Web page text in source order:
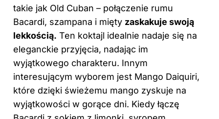
takie jak Old Cuban – połączenie rumu
Bacardi, szampana i mięty zaskakuje swoją
lekkością. Ten koktajl idealnie nadaje się na
eleganckie przyjęcia, nadając im
wyjątkowego charakteru. Innym
interesującym wyborem jest Mango Daiquiri,
które dzięki świeżemu mango zyskuje na
wyjątkowości w gorące dni. Kiedy łączę